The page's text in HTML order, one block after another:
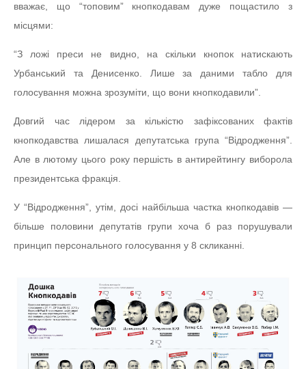
вважає, що “топовим” кнопкодавам дуже пощастило з
місцями:
“З ложі преси не видно, на скільки кнопок натискають
Урбанський та Денисенко. Лише за даними табло для
голосування можна зрозуміти, що вони кнопкодавили”.
Довгий час лідером за кількістю зафіксованих фактів
кнопкодавства лишалася депутатська група “Відродження”.
Але в лютому цього року першість в антирейтингу виборола
президентська фракція.
У “Відродження”, утім, досі найбільша частка кнопкодавів —
більше половини депутатів групи хоча б раз порушували
принцип персонального голосування у 8 скликанні.